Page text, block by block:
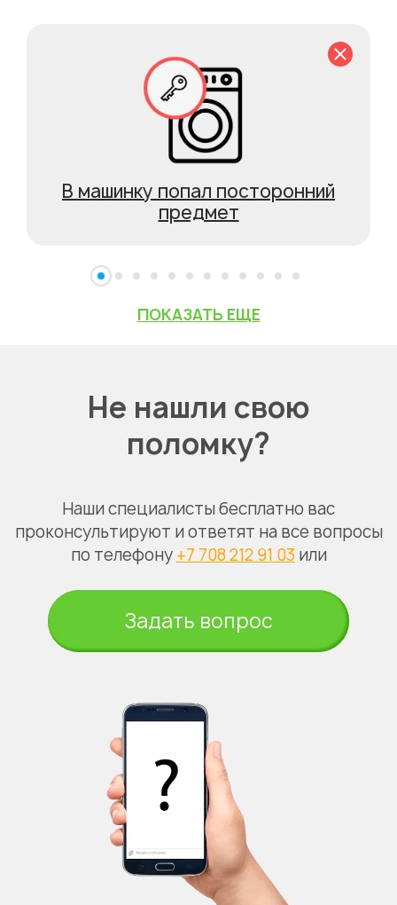
В машинку попал посторонний
предмет
ПОКАЗАТЬ ЕЩЕ
Не нашли свою
поломку?
Наши специалисты бесплатно вас
проконсультируют и ответят на все вопросы
по телефону +7 708 212 91 03 или
Задать вопрос